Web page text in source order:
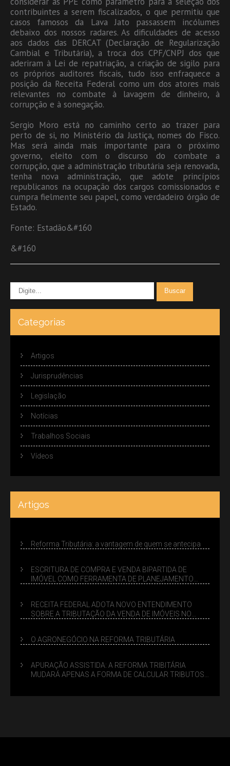
contribuintes a serem fiscalizados, o que permitiu que
casos famosos da Lava Jato passassem incólumes
debaixo dos nossos radares. As dificuldades de acesso
aos dados das DERCAT (Declaração de Regularização
Cambial e Tributária), a troca dos CPF/CNPJ dos que
aderiram à Lei de repatriação, a criação de sigilo para
os próprios auditores fiscais, tudo isso enfraquece a
posição da Receita Federal como um dos atores mais
relevantes no combate à lavagem de dinheiro, à
corrupção e à sonegação.
Sergio Moro está no caminho certo ao trazer para
perto de si, no Ministério da Justiça, nomes do Fisco.
Mas será ainda mais importante para o próximo
governo, eleito com o discurso do combate a
corrupção, que a administração tributária seja renovada,
tenha nova administração, que adote princípios
republicanos na ocupação dos cargos comissionados e
cumpra fielmente seu papel, como verdadeiro órgão de
Estado.
Fonte: Estadão&#160
&#160
Categorias
Artigos
Jurisprudências
Legislação
Notícias
Trabalhos Sociais
Vídeos
Artigos
Reforma Tributária: a vantagem de quem se antecipa
ESCRITURA DE COMPRA E VENDA BIPARTIDA DE
IMÓVEL COMO FERRAMENTA DE PLANEJAMENTO
RECEITA FEDERAL ADOTA NOVO ENTENDIMENTO
SOBRE A TRIBUTAÇÃO DA VENDA DE IMÓVEIS NO
O AGRONEGÓCIO NA REFORMA TRIBUTÁRIA
APURAÇÃO ASSISTIDA: A REFORMA TRIBITÁRIA
MUDARÁ APENAS A FORMA DE CALCULAR TRIBUTOS